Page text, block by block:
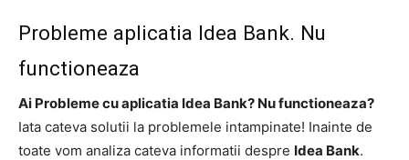
Probleme aplicatia Idea Bank. Nu
functioneaza
Ai Probleme cu aplicatia Idea Bank? Nu functioneaza?
Iata cateva solutii la problemele intampinate! Inainte de
toate vom analiza cateva informatii despre Idea Bank.